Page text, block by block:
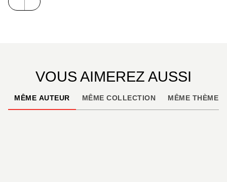
VOUS AIMEREZ AUSSI
MÊME AUTEUR MÊME COLLECTION MÊME THÈME